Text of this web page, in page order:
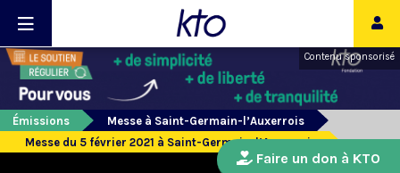
Contenu sponsorisé
Émissions
Messe à Saint-Germain-l’Auxerrois
Messe du 5 février 2021 à Saint-Germain-l’Auxerrois
Faire un don à KTO